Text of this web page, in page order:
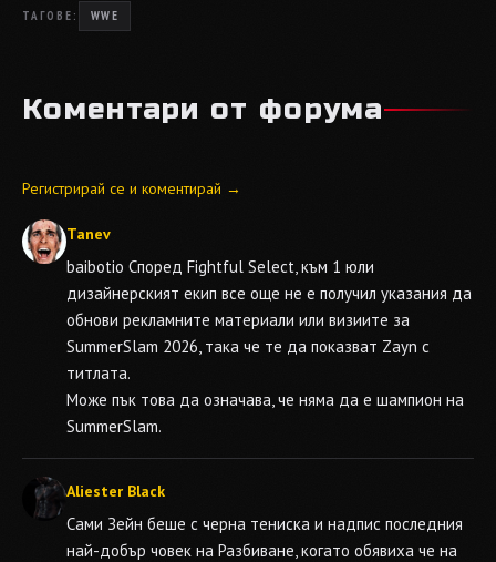
ТАГОВЕ: WWE
Коментари от форума
Регистрирай се и коментирай →
Tanev
baibotio Според Fightful Select, към 1 юли
дизайнерският екип все още не е получил указания да
обнови рекламните материали или визиите за
SummerSlam 2026, така че те да показват Zayn с
титлата.
Може пък това да означава, че няма да е шампион на
SummerSlam.
Aliester Black
Сами Зейн беше с черна тениска и надпис последния
най-добър човек на Разбиване, когато обявиха че на